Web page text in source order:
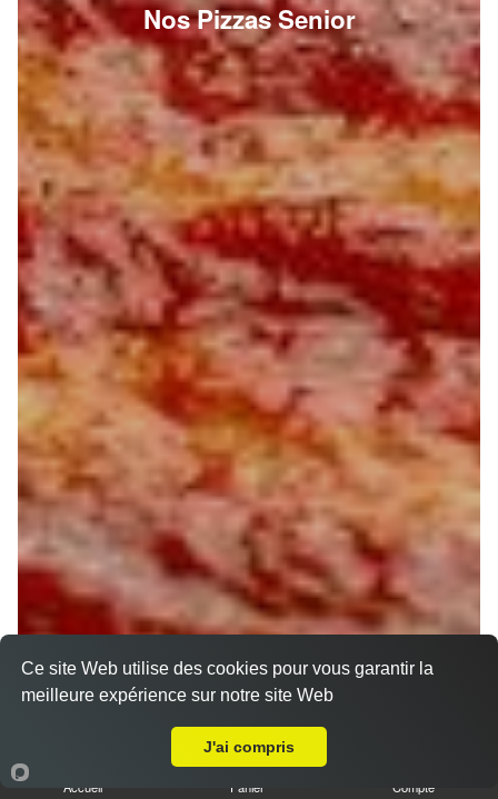
Nos Pizzas Senior
Accueil Panier Compte
Ce site Web utilise des cookies pour vous garantir la
meilleure expérience sur notre site Web
J'ai compris